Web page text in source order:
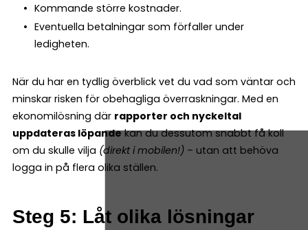
Kommande större kostnader.
Eventuella betalningar som förfaller under
ledigheten.
När du har en tydlig överblick vet du vad som väntar och
minskar risken för obehagliga överraskningar. Med en
ekonomilösning där rapporter och nyckeltal
uppdateras löpandekan du dessutom snabbt få koll
om du skulle vilja (direkt i mobilen!) – utan att behöva
logga in på flera olika ställen.
Steg 5: Låt olika lösningar